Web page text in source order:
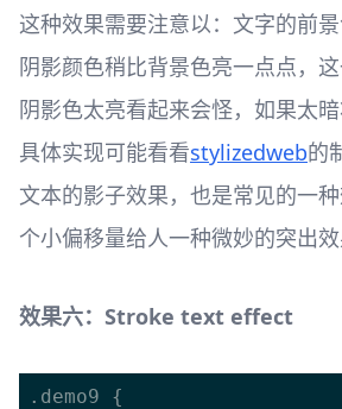
这种效果需要注意以：文字的前景
阴影颜色稍比背景色亮一点点，
阴影色太亮看起来会怪，如果太暗
具体实现可能看看stylizedweb的
文本的影子效果，也是常见的一
个小偏移量给人一种微妙的突出效
效果六：Stroke text effect
.demo9 {